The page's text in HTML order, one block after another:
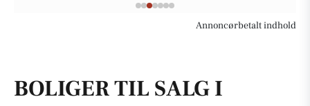
Annoncørbetalt indhold
BOLIGER TIL SALG I